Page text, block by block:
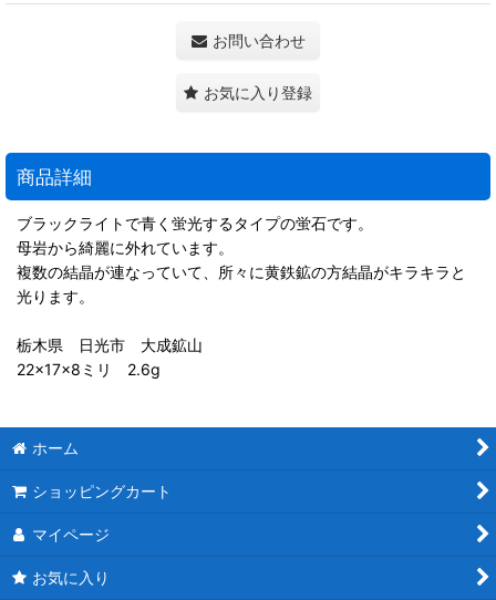
お問い合わせ
お気に入り登録
商品詳細
ブラックライトで青く蛍光するタイプの蛍石です。
母岩から綺麗に外れています。
複数の結晶が連なっていて、所々に黄鉄鉱の方結晶がキラキラと
光ります。
栃木県 日光市 大成鉱山
22×17×8ミリ 2.6g
ホーム
ショッピングカート
マイページ
お気に入り